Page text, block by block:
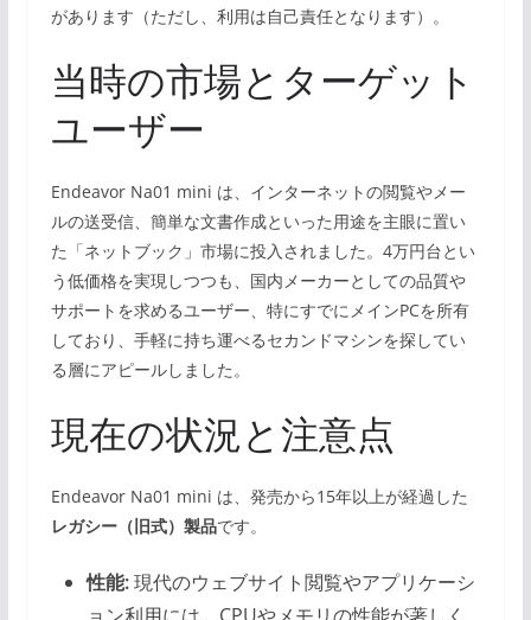
があります（ただし、利用は自己責任となります）。
当時の市場とターゲット
ユーザー
Endeavor Na01 mini は、インターネットの閲覧やメー
ルの送受信、簡単な文書作成といった用途を主眼に置い
た「ネットブック」市場に投入されました。4万円台とい
う低価格を実現しつつも、国内メーカーとしての品質や
サポートを求めるユーザー、特にすでにメインPCを所有
しており、手軽に持ち運べるセカンドマシンを探してい
る層にアピールしました。
現在の状況と注意点
Endeavor Na01 mini は、発売から15年以上が経過した
レガシー（旧式）製品です。
性能:現代のウェブサイト閲覧やアプリケーシ